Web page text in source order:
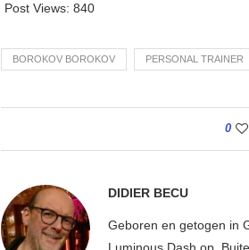
Post Views: 840
BOROKOV BOROKOV PERSONAL TRAINER
0
DIDIER BECU
Geboren en getogen in